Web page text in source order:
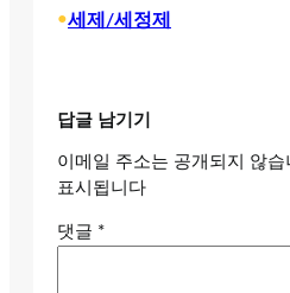
•세제/세정제
답글 남기기
이메일 주소는 공개되지 않습
표시됩니다
댓글 *